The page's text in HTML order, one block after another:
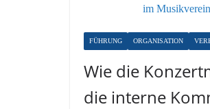
FÜHRUNG ORGANISATION
Wie die
die interne